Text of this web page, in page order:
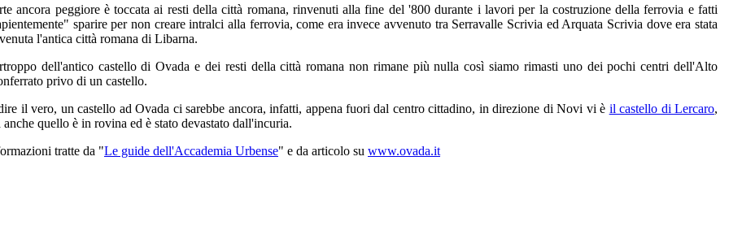
ancora peggiore è toccata ai resti della città romana, rinvenuti alla fine del '800 durante i lavori per la costruzione della ferrovia e fatti
sparire per non creare intralci alla ferrovia, come era invece avvenuto tra Serravalle Scrivia ed Arquata Scrivia dove era stata
l'antica città romana di Libarna.
dell'antico castello di Ovada e dei resti della città romana non rimane più nulla così siamo rimasti uno dei pochi centri dell'Alto
privo di un castello.
il vero, un castello ad Ovada ci sarebbe ancora, infatti, appena fuori dal centro cittadino, in direzione di Novi vi è il castello di Lercaro,
anche quello è in rovina ed è stato devastato dall'incuria.
tratte da "Le guide dell'Accademia Urbense" e da articolo su www.ovada.it